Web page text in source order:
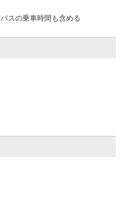
バスの乗車時間も含める